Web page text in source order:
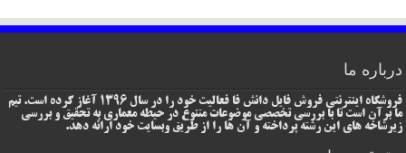
درباره ما
فروشگاه اینترنتی فروش فایل دانش فا فعالیت خود را در سال 1396 آغاز کرده است. تیم
ما برآن است تا با بررسی تخصصی موضوعات متنوع در حیطه معماری به تحقیق و بررسی
زیرشاخه های این رشته پرداخته و آن ها را از طریق وبسایت خود ارائه دهد.